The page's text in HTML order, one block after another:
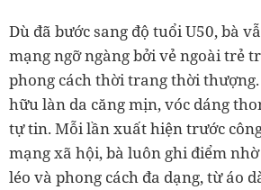
Dù đã bước sang độ tuổi U50, bà
mạng ngỡ ngàng bởi vẻ ngoài trẻ
phong cách thời trang thời
hữu làn da căng mịn, vóc dáng
tự tin. Mỗi lần xuất hiện trước
mạng xã hội, bà luôn ghi điểm
léo và phong cách đa dạng, từ áo